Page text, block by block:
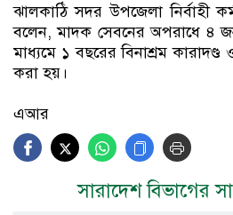
ঝালকাঠি সদর উপজেলা নির্বাহী
বলেন, মাদক সেবনের অপরাধে ৪
মাধ্যমে ১ বছরের বিনাশ্রম
করা হয়।
এআর
সারাদেশ বিভাগের